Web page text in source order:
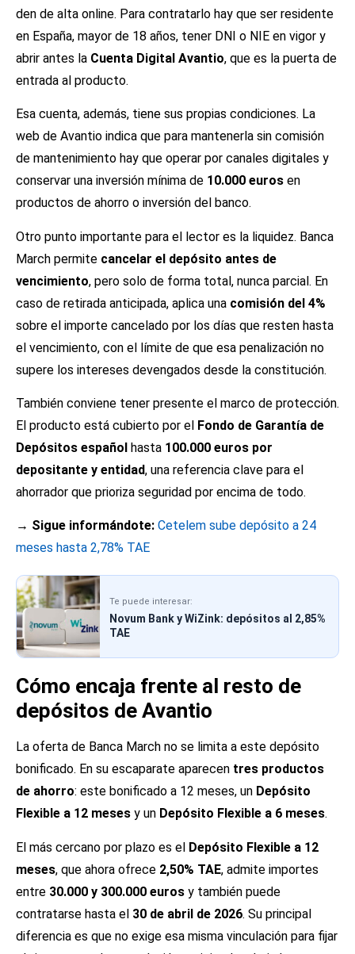
den de alta online. Para contratarlo hay que ser residente
en España, mayor de 18 años, tener DNI o NIE en vigor y
abrir antes la Cuenta Digital Avantio, que es la puerta de
entrada al producto.
Esa cuenta, además, tiene sus propias condiciones. La
web de Avantio indica que para mantenerla sin comisión
de mantenimiento hay que operar por canales digitales y
conservar una inversión mínima de 10.000 euros en
productos de ahorro o inversión del banco.
Otro punto importante para el lector es la liquidez. Banca
March permite cancelar el depósito antes de
vencimiento, pero solo de forma total, nunca parcial. En
caso de retirada anticipada, aplica una comisión del 4%
sobre el importe cancelado por los días que resten hasta
el vencimiento, con el límite de que esa penalización no
supere los intereses devengados desde la constitución.
También conviene tener presente el marco de protección.
El producto está cubierto por el Fondo de Garantía de
Depósitos español hasta 100.000 euros por
depositante y entidad, una referencia clave para el
ahorrador que prioriza seguridad por encima de todo.
→ Sigue informándote: Cetelem sube depósito a 24
meses hasta 2,78% TAE
Te puede interesar:
Novum Bank y WiZink: depósitos al 2,85%
TAE
Cómo encaja frente al resto de
depósitos de Avantio
La oferta de Banca March no se limita a este depósito
bonificado. En su escaparate aparecen tres productos
de ahorro: este bonificado a 12 meses, un Depósito
Flexible a 12 meses y un Depósito Flexible a 6 meses.
El más cercano por plazo es el Depósito Flexible a 12
meses, que ahora ofrece 2,50% TAE, admite importes
entre 30.000 y 300.000 euros y también puede
contratarse hasta el 30 de abril de 2026. Su principal
diferencia es que no exige esa misma vinculación para fijar